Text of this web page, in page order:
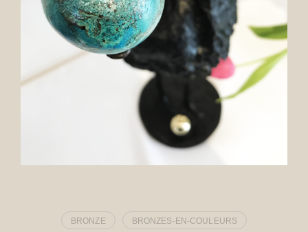
BRONZE BRONZES-EN-COULEURS